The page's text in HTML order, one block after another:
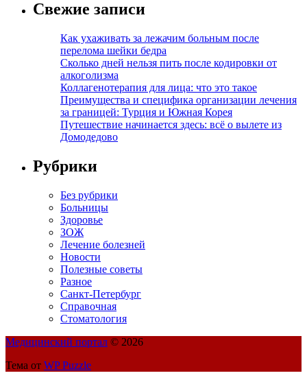
Свежие записи
Как ухаживать за лежачим больным после
перелома шейки бедра
Сколько дней нельзя пить после кодировки от
алкоголизма
Коллагенотерапия для лица: что это такое
Преимущества и специфика организации лечения
за границей: Турция и Южная Корея
Путешествие начинается здесь: всё о вылете из
Домодедово
Рубрики
Без рубрики
Больницы
Здоровье
ЗОЖ
Лечение болезней
Новости
Полезные советы
Разное
Санкт-Петербург
Справочная
Стоматология
Медицинский портал © 2026
Тема от WP Puzzle